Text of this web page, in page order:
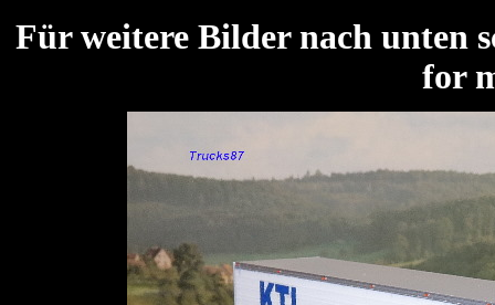
Für weitere Bilder nach
for